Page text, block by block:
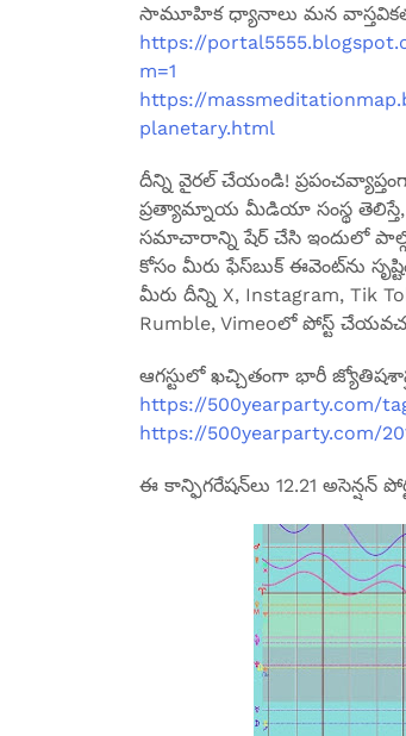
సామూహిక ధ్యానాలు మన
https://
m=1
https://
planetary.html
దీన్ని వైరల్ చేయండి!
ప్రత్యామ్నాయ మీడియా సంస్థ తెలిస్తే,
సమాచారాన్ని షేర్ చేసి ఇందులో
కోసం మీరు ఫేస్‌బుక్ ఈవెంట్‌ను
మీరు దీన్ని X, Instagram, Tik
Rumble, Vimeoలో పోస్ట్
ఆగస్టులో ఖచ్చితంగా భారీ
https://500yearparty.com/
https://500yearparty.com/
ఈ కాన్ఫిగరేషన్‌లు 12.21 అసెన్షన్